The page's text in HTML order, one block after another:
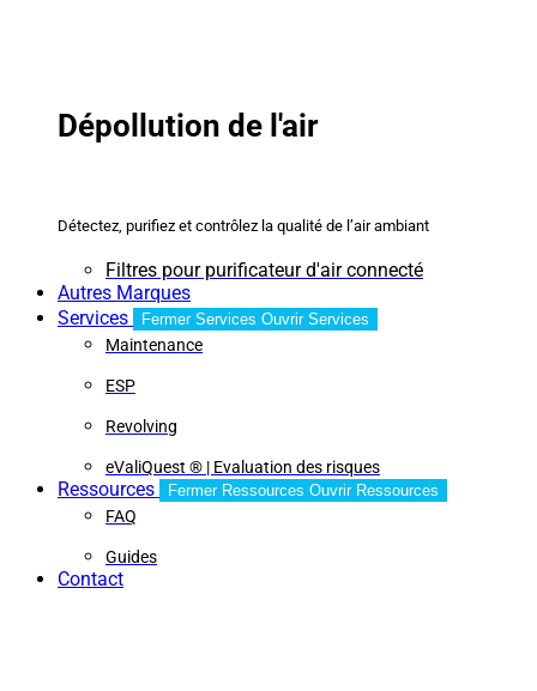
Dépollution de l'air
Détectez, purifiez et contrôlez la qualité de l’air ambiant
Filtres pour purificateur d'air connecté
Autres Marques
Services
Fermer Services Ouvrir Services
Maintenance
ESP
Revolving
eValiQuest ® | Evaluation des risques
Ressources Fermer Ressources Ouvrir Ressources
FAQ
Guides
Contact